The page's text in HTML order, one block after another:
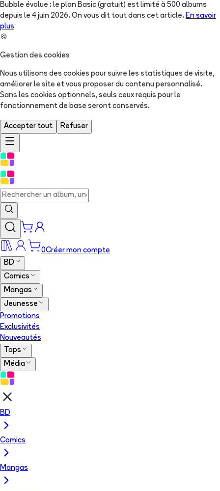
Bubble évolue : le plan Basic (gratuit) est limité à 500 albums
depuis le 4 juin 2026. On vous dit tout dans cet article. En savoir
plus
🍪
Gestion des cookies
Nous utilisons des cookies pour suivre les statistiques de visite,
améliorer le site et vous proposer du contenu personnalisé.
Sans les cookies optionnels, seuls ceux requis pour le
fonctionnement de base seront conservés.
Accepter tout Refuser
0Créer mon compte
BD
Comics
Mangas
Jeunesse
Promotions
Exclusivités
Nouveautés
Tops
Média
BD
Comics
Mangas